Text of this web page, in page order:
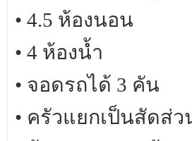
• 4.5 ห้องนอน
• 4 ห้องน้ำ
• จอดรถได้ 3 คัน
• ครัวแยกเป็นสัดส่ว